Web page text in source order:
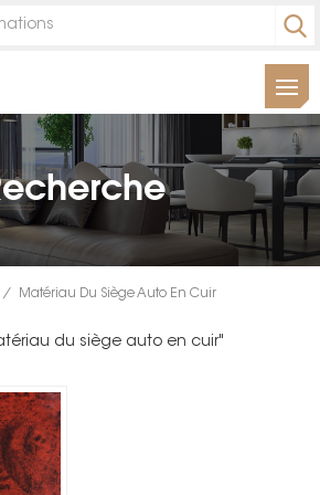
/ Matériau Du Siège Auto En Cuir
du siège auto en cuir"